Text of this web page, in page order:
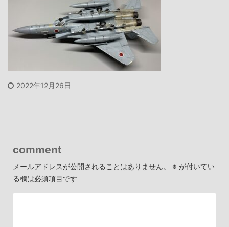
2022年12月26日
comment
メールアドレスが公開されることはありません。 ※ が付いてい
る欄は必須項目です